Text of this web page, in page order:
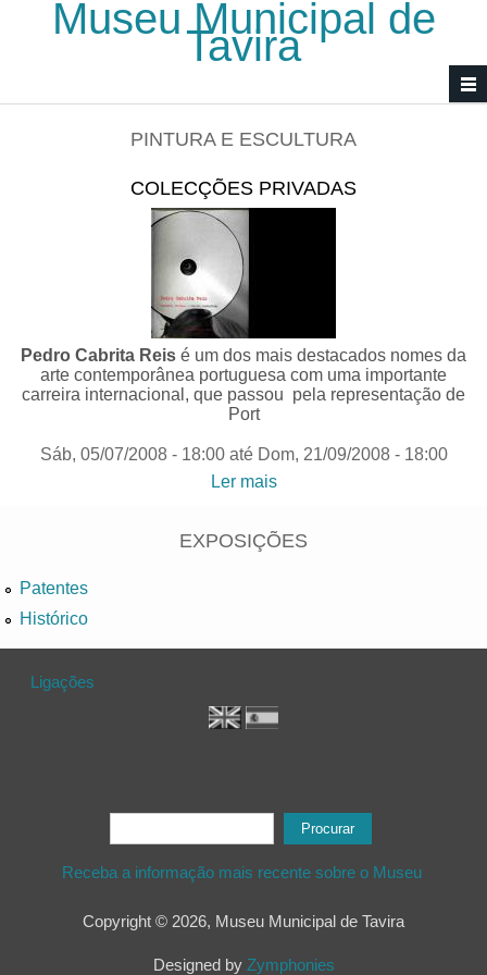
Passar para o conteúdo principal
Museu Municipal de
Tavira
PINTURA E ESCULTURA
COLECÇÕES PRIVADAS
Pedro Cabrita Reis é um dos mais destacados nomes da
arte contemporânea portuguesa com uma importante
carreira internacional, que passou pela representação de
Port
Sáb, 05/07/2008 - 18:00até Dom, 21/09/2008 - 18:00
Ler mais
EXPOSIÇÕES
Patentes
Histórico
Ligações
Formulário de procura
Receba a informação mais recente sobre o Museu
Copyright © 2026, Museu Municipal de Tavira
Designed by Zymphonies